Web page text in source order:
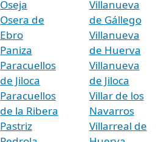
Oseja
Osera de
Ebro
Paniza
Paracuellos
de Jiloca
Paracuellos
de la Ribera
Pastriz
Villanueva
de Gállego
Villanueva
de Huerva
Villanueva
de Jiloca
Villar de los
Navarros
Villarreal de